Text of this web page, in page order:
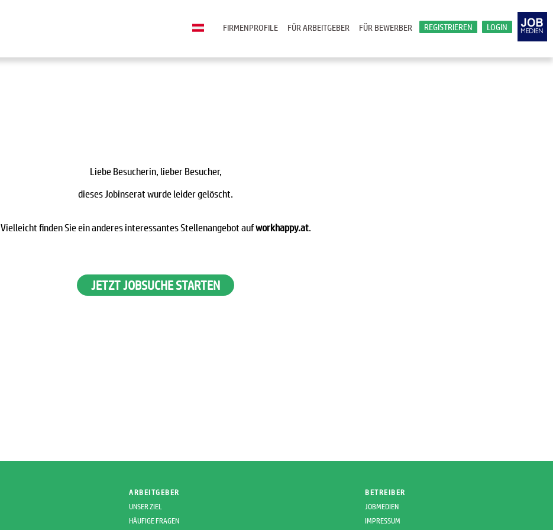
LOGIN
REGISTRIEREN
FÜR BEWERBER
FÜR ARBEITGEBER
FIRMENPROFILE
Liebe Besucherin, lieber Besucher,
dieses Jobinserat wurde leider gelöscht.
Vielleicht finden Sie ein anderes interessantes Stellenangebot aufworkhappy.at.
JETZT JOBSUCHE STARTEN
ARBEITGEBER
UNSER ZIEL
HÄUFIGE FRAGEN
BETREIBER
JOBMEDIEN
IMPRESSUM